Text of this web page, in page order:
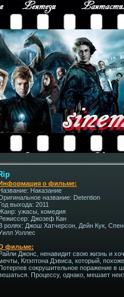
о фильме:
Наказание
название: Detention
выхода: 2011
ужасы, комедия
Джозеф Кан
ролях: Джош Хатчерсон, Дейн Кук,
Уоллес
фильме:
Джонс, ненавидит свою жизнь и
Клэптона Дэвиса, который,
сокрушительное поражение в
Процессу, однако, мешает